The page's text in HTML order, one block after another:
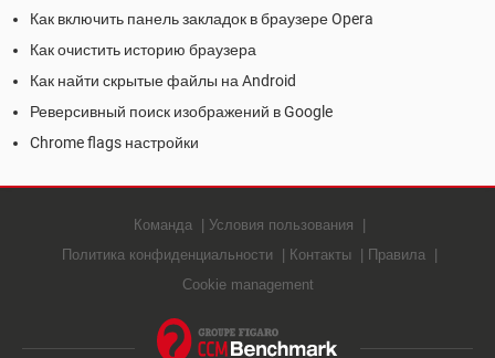
Как включить панель закладок в браузере Opera
Как очистить историю браузера
Как найти скрытые файлы на Android
Реверсивный поиск изображений в Google
Chrome flags настройки
Команда
Условия пользования
Политика конфиденциальности
Контакты
Правила
Cookie management